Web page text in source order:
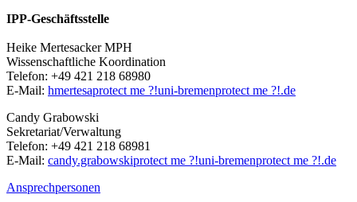
IPP-Geschäftsstelle
Heike Mertesacker MPH
Wissenschaftliche Koordination
Telefon: +49 421 218 68980
E-Mail: hmertesaprotect me ?!uni-bremenprotect me ?!.de
Candy Grabowski
Sekretariat/Verwaltung
Telefon: +49 421 218 68981
E-Mail: candy.grabowskiprotect me ?!uni-bremenprotect me ?!.de
Ansprechpersonen